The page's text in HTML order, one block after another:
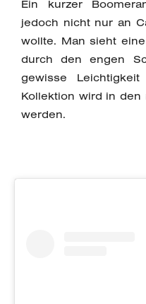
Ein kurzer
jedoch nicht nur an
wollte. Man sieht
durch den engen
gewisse
Kollektion wird in den
werden.